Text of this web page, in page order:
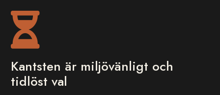

Kantsten är miljövänligt och
tidlöst val